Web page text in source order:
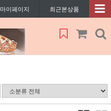
마이페이지 최근본상품